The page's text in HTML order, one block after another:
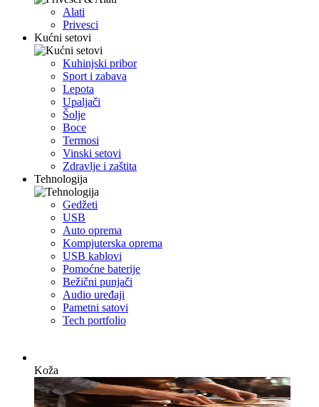
Alati
Privesci
Kućni setovi
Kuhinjski pribor
Sport i zabava
Lepota
Upaljači
Šolje
Boce
Termosi
Vinski setovi
Zdravlje i zaštita
Tehnologija
Gedžeti
USB
Auto oprema
Kompjuterska oprema
USB kablovi
Pomoćne baterije
Bežični punjači
Audio uređaji
Pametni satovi
Tech portfolio
Koža